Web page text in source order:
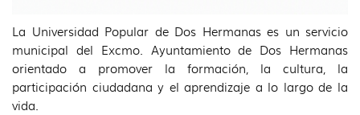
La Universidad Popular de Dos Hermanas es un servicio
municipal del Excmo. Ayuntamiento de Dos Hermanas
orientado a promover la formación, la cultura, la
participación ciudadana y el aprendizaje a lo largo de la
vida.